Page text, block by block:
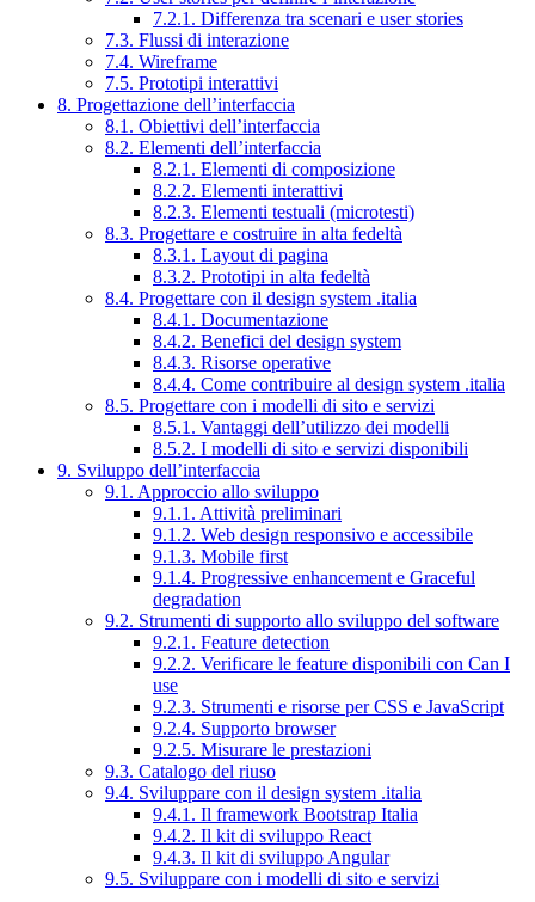
7.2.1. Differenza tra scenari e user stories
7.3. Flussi di interazione
7.4. Wireframe
7.5. Prototipi interattivi
8. Progettazione dell’interfaccia
8.1. Obiettivi dell’interfaccia
8.2. Elementi dell’interfaccia
8.2.1. Elementi di composizione
8.2.2. Elementi interattivi
8.2.3. Elementi testuali (microtesti)
8.3. Progettare e costruire in alta fedeltà
8.3.1. Layout di pagina
8.3.2. Prototipi in alta fedeltà
8.4. Progettare con il design system .italia
8.4.1. Documentazione
8.4.2. Benefici del design system
8.4.3. Risorse operative
8.4.4. Come contribuire al design system .italia
8.5. Progettare con i modelli di sito e servizi
8.5.1. Vantaggi dell’utilizzo dei modelli
8.5.2. I modelli di sito e servizi disponibili
9. Sviluppo dell’interfaccia
9.1. Approccio allo sviluppo
9.1.1. Attività preliminari
9.1.2. Web design responsivo e accessibile
9.1.3. Mobile first
9.1.4. Progressive enhancement e Graceful
degradation
9.2. Strumenti di supporto allo sviluppo del software
9.2.1. Feature detection
9.2.2. Verificare le feature disponibili con Can I
use
9.2.3. Strumenti e risorse per CSS e JavaScript
9.2.4. Supporto browser
9.2.5. Misurare le prestazioni
9.3. Catalogo del riuso
9.4. Sviluppare con il design system .italia
9.4.1. Il framework Bootstrap Italia
9.4.2. Il kit di sviluppo React
9.4.3. Il kit di sviluppo Angular
9.5. Sviluppare con i modelli di sito e servizi